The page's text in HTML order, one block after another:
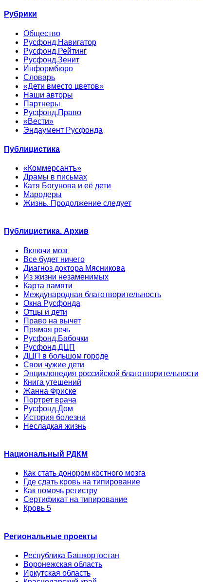
Рубрики
Общество
Русфонд.Навигатор
Русфонд.Рейтинг
Русфонд.Зенит
Информбюро
Словарь
«Дети вместо цветов»
Наши авторы
Партнеры
Русфонд.Право
«Вести»
Эндаумент Русфонда
Публицистика
«Коммерсантъ»
Драмы в письмах
Катя Богунова и её дети
Мародеры
Жизнь. Продолжение следует
Публицистика. Архив
Включи мозг
Все будет ничего
Диагноз доктора Мясникова
Из жизни незаменимых
Карта памяти
Международная благотворительность
Окна Русфонда
Отцы и дети
Право на вычет
Прямая речь
Русфонд.Бабочки
Русфонд.ДЦП
ДЦП в большом городе
Свои чужие дети
Энциклопедия российской благотворительности
Книга утешений
Жанна Фриске
Портрет врача
Русфонд.Дом
История болезни
Несладкая жизнь
Национальный РДКМ
Как стать донором костного мозга
Где сдать кровь на типирование
Как помочь регистру
Сертификат на типирование
Кровь 5
Региональные проекты
Республика Башкортостан
Воронежская область
Иркутская область